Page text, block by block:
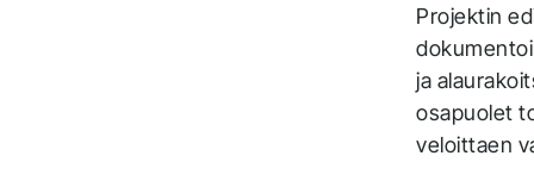
Projektin
ja
osapuolet
veloittaen